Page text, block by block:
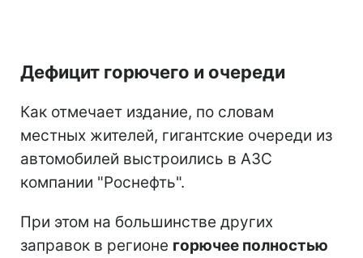
Дефицит горючего и очереди
Как отмечает издание, по словам
местных жителей, гигантские очереди из
автомобилей выстроились в АЗС
компании "Роснефть".
При этом на большинстве других
заправок в регионе горючее полностью